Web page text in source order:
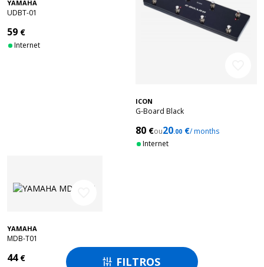
 FILTROS
YAMAHA
UDBT-01
59 €
Internet
ICON
G-Board Black
80 €ou20.00 €/ months
Internet
YAMAHA
MDB-T01
44€